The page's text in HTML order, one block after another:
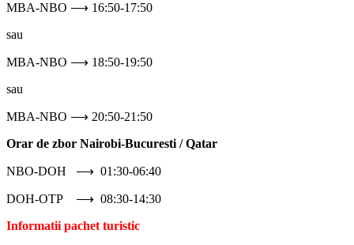
MBA-NBO ⟶ 16:50-17:50
sau
MBA-NBO ⟶ 18:50-19:50
sau
MBA-NBO ⟶ 20:50-21:50
Orar de zbor Nairobi-Bucuresti / Qatar
NBO-DOH ⟶ 01:30-06:40
DOH-OTP ⟶ 08:30-14:30
Informatii pachet turistic